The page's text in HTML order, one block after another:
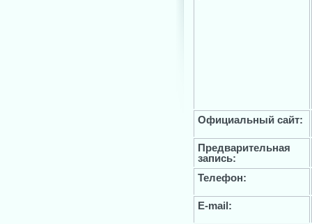
Официальный сайт:
Предварительная
запись:
Телефон:
E-mail: